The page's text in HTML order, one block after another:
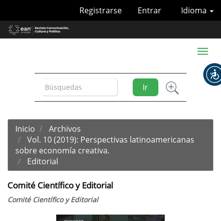
Contenido
principal
Idioma
Registrarse Entrar
Ir
Toggle
Inicio
Archivos
Vol. 10 (2019): Perspectivas latinoamericanas
sobre economía creativa.
Editorial
Comité Científico y Editorial
Comité Científico y Editorial